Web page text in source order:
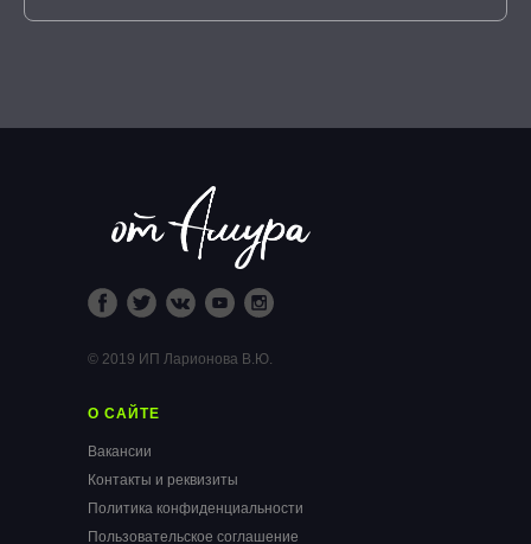
О САЙТЕ
Вакансии
Контакты и реквизиты
Политика конфиденциальности
Пользовательское соглашение
© 2019 ИП Ларионова В.Ю.